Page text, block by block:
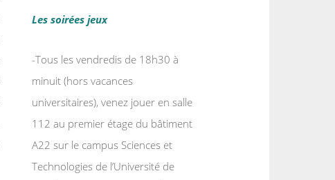
Les soirées jeux
-Tous les vendredis de 18h30 à
minuit (hors vacances
universitaires), venez jouer en salle
112 au premier étage du bâtiment
A22 sur le campus Sciences et
Technologies de l’Université de